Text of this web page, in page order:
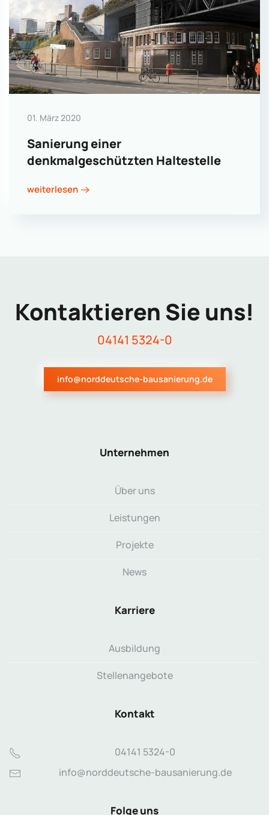
01. März 2020
Sanierung einer
denkmalgeschützten Haltestelle
weiterlesen
Kontaktieren Sie uns!
04141 5324-0
info@norddeutsche-bausanierung.de
Unternehmen
Über uns
Leistungen
Projekte
News
Karriere
Ausbildung
Stellenangebote
Kontakt
04141 5324-0
info@norddeutsche-bausanierung.de
Folge uns